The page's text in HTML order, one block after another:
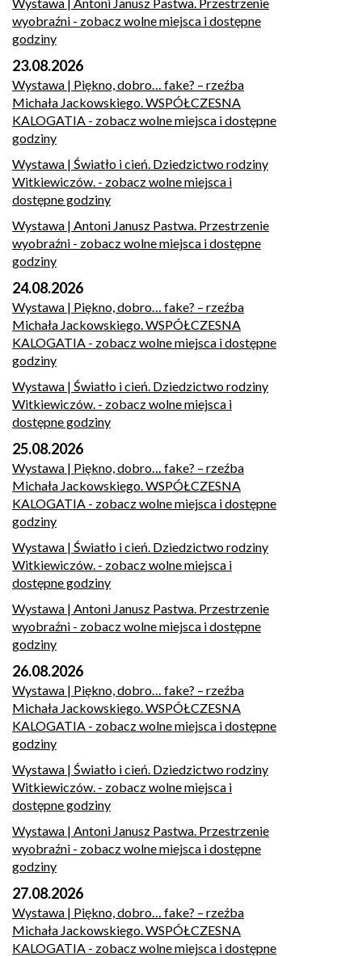
wyobraźni - zobacz wolne miejsca i dostępne
godziny
23.08.2026
Wystawa | Piękno, dobro… fake? – rzeźba
Michała Jackowskiego. WSPÓŁCZESNA
KALOGATIA - zobacz wolne miejsca i dostępne
godziny
Wystawa | Światło i cień. Dziedzictwo rodziny
Witkiewiczów. - zobacz wolne miejsca i
dostępne godziny
Wystawa | Antoni Janusz Pastwa. Przestrzenie
wyobraźni - zobacz wolne miejsca i dostępne
godziny
24.08.2026
Wystawa | Piękno, dobro… fake? – rzeźba
Michała Jackowskiego. WSPÓŁCZESNA
KALOGATIA - zobacz wolne miejsca i dostępne
godziny
Wystawa | Światło i cień. Dziedzictwo rodziny
Witkiewiczów. - zobacz wolne miejsca i
dostępne godziny
25.08.2026
Wystawa | Piękno, dobro… fake? – rzeźba
Michała Jackowskiego. WSPÓŁCZESNA
KALOGATIA - zobacz wolne miejsca i dostępne
godziny
Wystawa | Światło i cień. Dziedzictwo rodziny
Witkiewiczów. - zobacz wolne miejsca i
dostępne godziny
Wystawa | Antoni Janusz Pastwa. Przestrzenie
wyobraźni - zobacz wolne miejsca i dostępne
godziny
26.08.2026
Wystawa | Piękno, dobro… fake? – rzeźba
Michała Jackowskiego. WSPÓŁCZESNA
KALOGATIA - zobacz wolne miejsca i dostępne
godziny
Wystawa | Światło i cień. Dziedzictwo rodziny
Witkiewiczów. - zobacz wolne miejsca i
dostępne godziny
Wystawa | Antoni Janusz Pastwa. Przestrzenie
wyobraźni - zobacz wolne miejsca i dostępne
godziny
27.08.2026
Wystawa | Piękno, dobro… fake? – rzeźba
Michała Jackowskiego. WSPÓŁCZESNA
KALOGATIA - zobacz wolne miejsca i dostępne